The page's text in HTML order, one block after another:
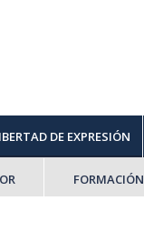
DE EXPRESIÓN
FORMACIÓN